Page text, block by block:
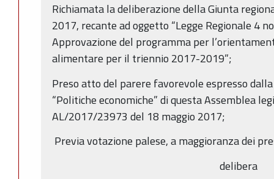
Richiamata la deliberazione della Giunta
2017, recante ad oggetto “Legge Regionale 4
Approvazione del programma per
alimentare per il triennio 2017-2019”;
Preso atto del parere favorevole espresso
“Politiche economiche” di questa Assemblea
AL/2017/23973 del 18 maggio 2017;
Previa votazione palese, a maggioranza dei
delibera